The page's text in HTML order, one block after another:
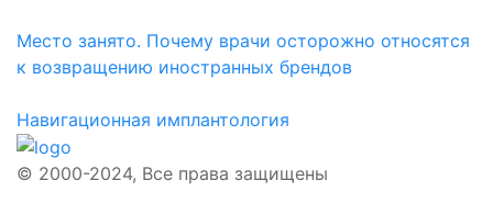
Место занято. Почему врачи осторожно относятся
к возвращению иностранных брендов
Навигационная имплантология
© 2000-2024, Все права защищены